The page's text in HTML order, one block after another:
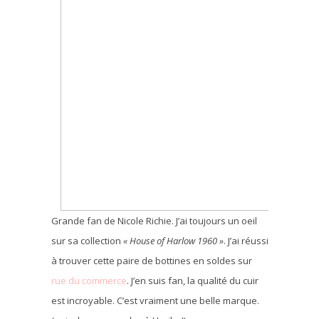
Grande fan de Nicole Richie. J’ai toujours un oeil
sur sa collection « House of Harlow 1960 ». J’ai réussi
à trouver cette paire de bottines en soldes sur
rue du commerce. J’en suis fan, la qualité du cuir
est incroyable. C’est vraiment une belle marque.